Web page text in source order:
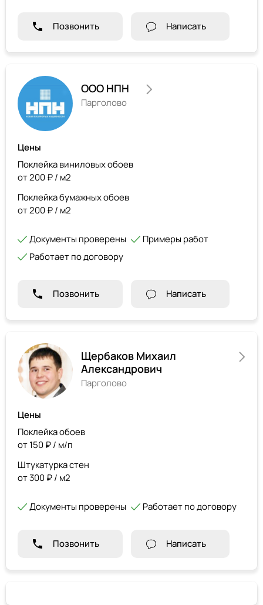
Позвонить Написать
ООО НПН
Парголово
Цены
Поклейка виниловых обоев
от 200 ₽ / м2
Поклейка бумажных обоев
от 200 ₽ / м2
Документы проверены
Примеры работ
Работает по договору
Позвонить Написать
Щербаков Михаил
Александрович
Парголово
Цены
Поклейка обоев
от 150 ₽ / м/п
Штукатурка стен
от 300 ₽ / м2
Документы проверены Работает по договору
Позвонить Написать